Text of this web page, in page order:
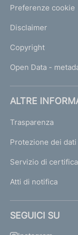
Preferenze cookie
Disclaimer
Copyright
Open Data -
ALTRE
Trasparenza
Protezione dei dati
Servizio di
Atti di notifica
SEGUICI SU